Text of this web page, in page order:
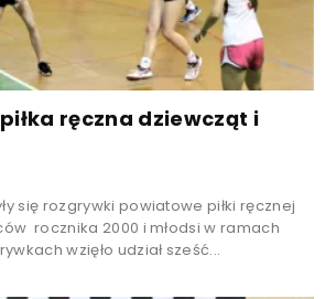
ręczna dziewcząt i
się rozgrywki powiatowe piłki ręcznej
rocznika 2000 i młodsi w ramach
wzięło udział sześć...